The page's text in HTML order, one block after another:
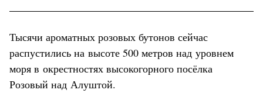
Тысячи ароматных розовых бутонов сейчас
распустились на высоте 500 метров над уровнем
моря в окрестностях высокогорного посёлка
Розовый над Алуштой.